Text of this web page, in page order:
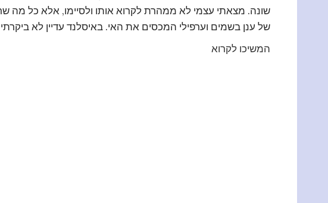
שונה. מצאתי עצמי לא ממהרת לקרוא אותו ולסיימו, אלא כל מה
של ענן בשמים וערפילי המכסים את האי. באיסלנד עדיין לא
המשיכו לקרוא